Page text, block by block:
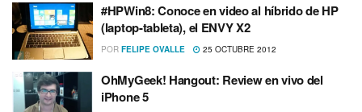
#HPWin8: Conoce en video al hí­brido de HP
(laptop-tableta), el ENVY X2
POR FELIPE OVALLE 25 OCTUBRE 2012
OhMyGeek! Hangout: Review en vivo del
iPhone 5